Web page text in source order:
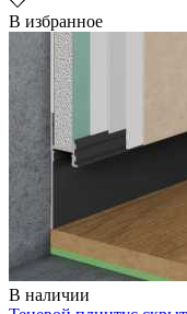
В избранное
В наличии